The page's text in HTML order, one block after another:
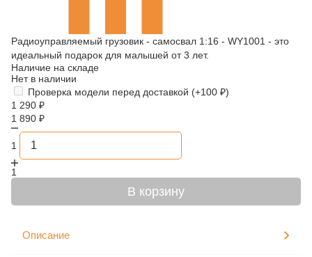
Радиоуправляемый грузовик - самосвал 1:16 - WY1001 - это
идеальный подарок для малышей от 3 лет.
Наличие на складе
Нет в наличии
Проверка модели перед доставкой (+100 ₽)
1 290 ₽
1 890 ₽
1
1
В корзину
Описание